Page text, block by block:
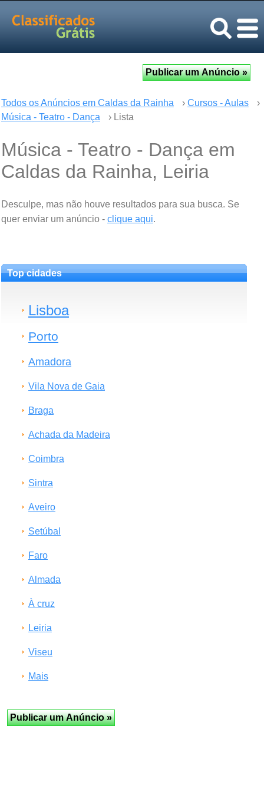
Todos os Anúncios em Caldas da Rainha › Cursos - Aulas
›
Música - Teatro - Dança
› Lista
Música - Teatro - Dança em
Caldas da Rainha, Leiria
Desculpe, mas não houve resultados para sua busca. Se
quer enviar um anúncio - clique aqui.
Top cidades
Lisboa
Porto
Amadora
Vila Nova de Gaia
Braga
Achada da Madeira
Coimbra
Sintra
Aveiro
Setúbal
Faro
Almada
À cruz
Leiria
Viseu
Mais